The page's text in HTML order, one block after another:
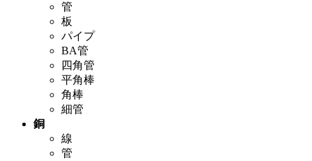
管
板
パイプ
BA管
四角管
平角棒
角棒
細管
銅
線
管